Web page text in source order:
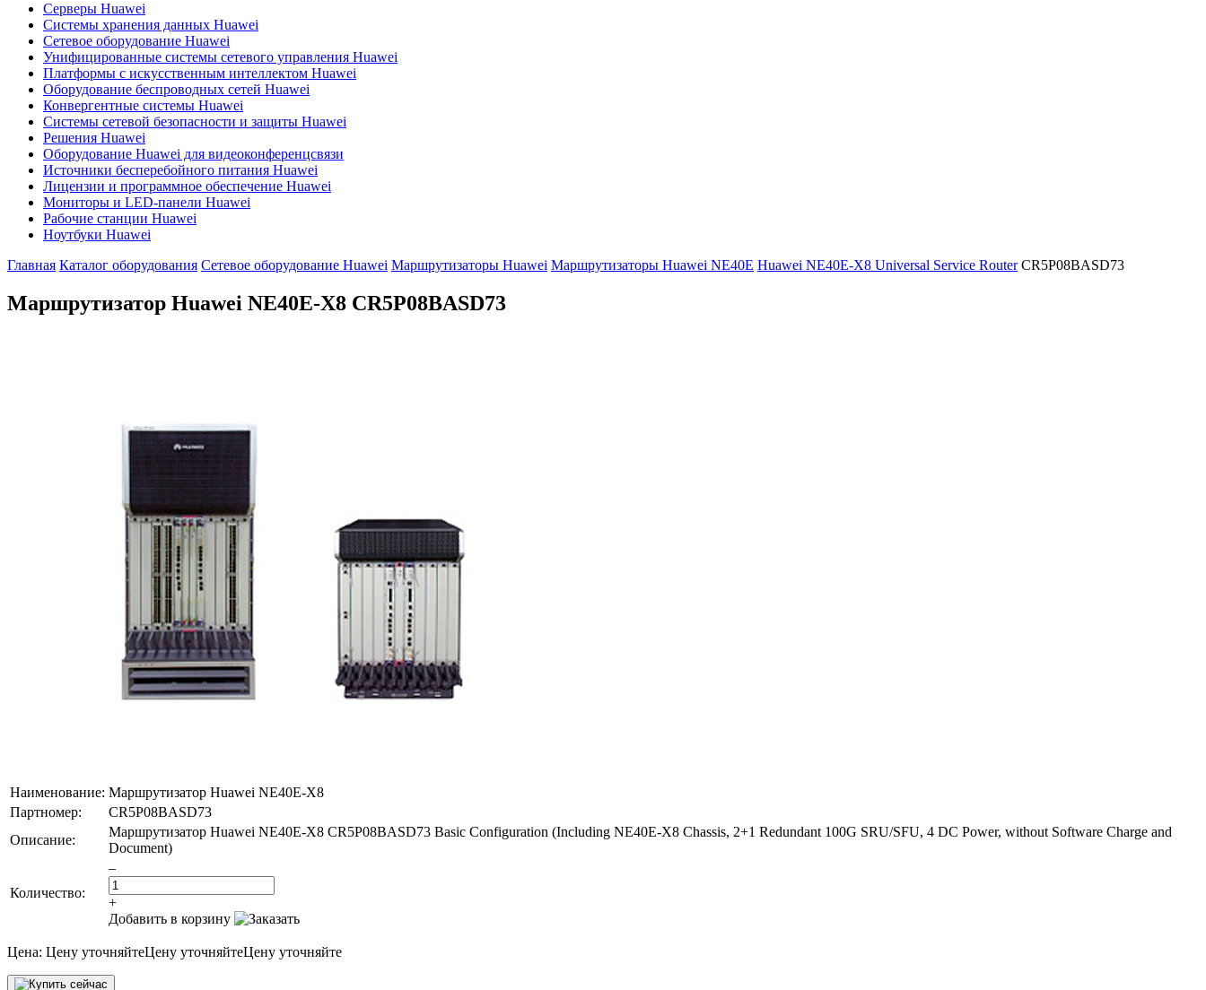
Серверы Huawei
Системы хранения данных Huawei
Сетевое оборудование Huawei
Унифицированные системы сетевого управления Huawei
Платформы с искусственным интеллектом Huawei
Оборудование беспроводных сетей Huawei
Конвергентные системы Huawei
Системы сетевой безопасности и защиты Huawei
Решения Huawei
Оборудование Huawei для видеоконференцсвязи
Источники бесперебойного питания Huawei
Лицензии и программное обеспечение Huawei
Мониторы и LED-панели Huawei
Рабочие станции Huawei
Ноутбуки Huawei
Главная Каталог оборудования Сетевое оборудование Huawei Маршрутизаторы Huawei Маршрутизаторы Huawei NE40E Huawei NE40E-X8 Universal Service Router CR5P08BASD73
Маршрутизатор Huawei NE40E-X8 CR5P08BASD73
Наименование: Маршрутизатор Huawei NE40E-X8
Партномер:
CR5P08BASD73
Описание:
Маршрутизатор Huawei NE40E-X8 CR5P08BASD73 Basic Configuration (Including NE40E-X8 Chassis, 2+1 Redundant 100G SRU/SFU, 4 DC Power, without Software Charge and
Document)
Количество:
–
+
Добавить в корзину
Цена: Цену уточняйтеЦену уточняйтеЦену уточняйте